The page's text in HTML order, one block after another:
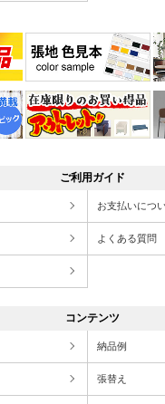
ご利用ガイド
お支払いにつ
よくある質問
コンテンツ
納品例
張替え